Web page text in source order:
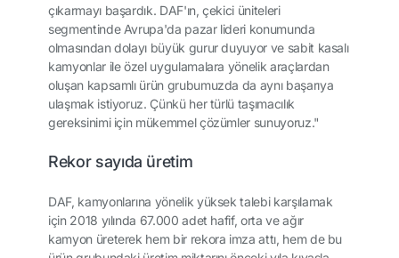
çıkarmayı başardık. DAF'ın, çekici üniteleri
segmentinde Avrupa'da pazar lideri konumunda
olmasından dolayı büyük gurur duyuyor ve sabit kasalı
kamyonlar ile özel uygulamalara yönelik araçlardan
oluşan kapsamlı ürün grubumuzda da aynı başarıya
ulaşmak istiyoruz. Çünkü her türlü taşımacılık
gereksinimi için mükemmel çözümler sunuyoruz."
Rekor sayıda üretim
DAF, kamyonlarına yönelik yüksek talebi karşılamak
için 2018 yılında 67.000 adet hafif, orta ve ağır
kamyon üreterek hem bir rekora imza attı, hem de bu